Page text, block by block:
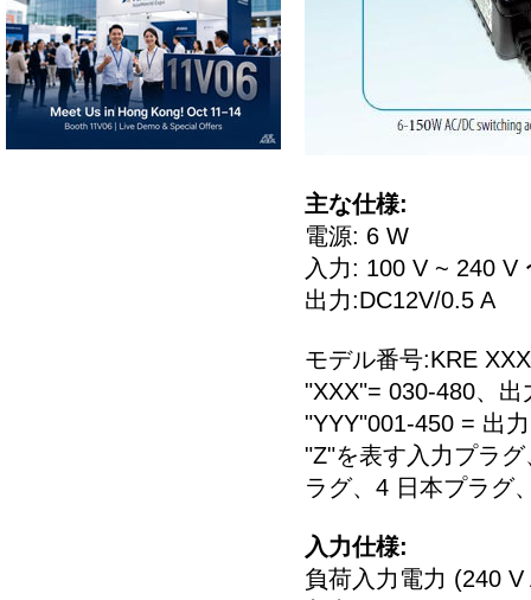
主な仕様:
電源: 6 W
入力: 100 V ~ 240 V
出力:DC12V/0.5 A
モデル番号:KRE
"XXX"= 030-480、
"YYY"001-450 = 出
"Z"を表す入力プラ
ラグ、4 日本プラグ
入力仕様:
負荷入力電力 (240